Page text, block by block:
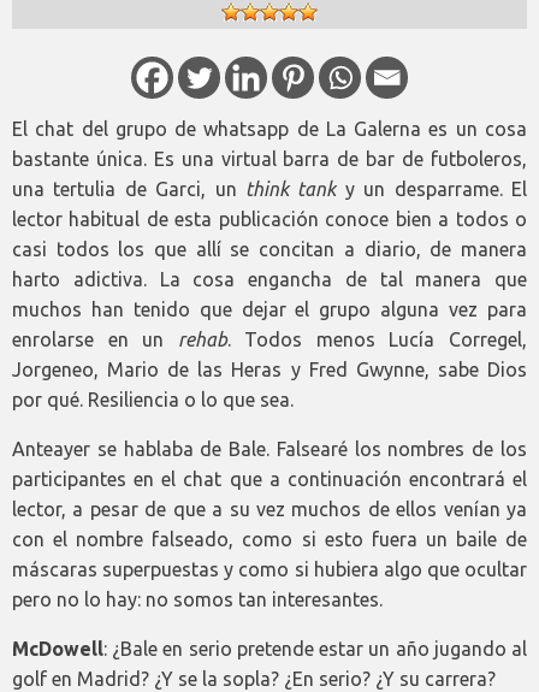
El chat del grupo de whatsapp de La Galerna es un cosa
bastante única. Es una virtual barra de bar de futboleros,
una tertulia de Garci, un think tanky un desparrame. El
lector habitual de esta publicación conoce bien a todos o
casi todos los que allí se concitan a diario, de manera
harto adictiva. La cosa engancha de tal manera que
muchos han tenido que dejar el grupo alguna vez para
enrolarse en un rehab. Todos menos Lucía Corregel,
Jorgeneo, Mario de las Heras y Fred Gwynne, sabe Dios
por qué. Resiliencia o lo que sea.
Anteayer se hablaba de Bale. Falsearé los nombres de los
participantes en el chat que a continuación encontrará el
lector, a pesar de que a su vez muchos de ellos venían ya
con el nombre falseado, como si esto fuera un baile de
máscaras superpuestas y como si hubiera algo que ocultar
pero no lo hay: no somos tan interesantes.
McDowell: ¿Bale en serio pretende estar un año jugando al
golf en Madrid? ¿Y se la sopla? ¿En serio? ¿Y su carrera?